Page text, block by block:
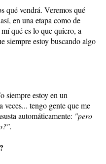
qué vendrá. Veremos qué
en una etapa como de
qué es lo que quiero, a
siempre estoy buscando algo
siempre estoy en un
veces... tengo gente que me
automáticamente: "pero